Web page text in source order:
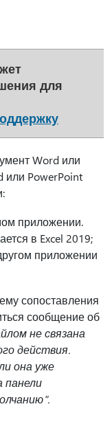
для
Word или
или PowerPoint
приложении.
в Excel 2019;
приложении
сопоставления
сообщение об
не связана
действия.
она уже
панели